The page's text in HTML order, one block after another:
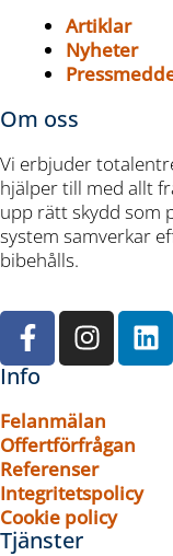
Artiklar
Nyheter
Om oss
Vi erbjuder
hjälper till med allt
upp rätt skydd som
system samverkar
bibehålls.
Info
Felanmälan
Offertförfrågan
Referenser
Integritetspolicy
Cookie policy
Tjänster